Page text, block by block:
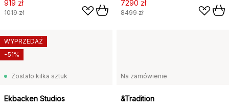
919 zł
1019 zł
7290 zł
8499 zł
Zostało kilka sztuk
Ekbacken Studios
WYPRZEDAŻ
-51%
Na zamówienie
&Tradition